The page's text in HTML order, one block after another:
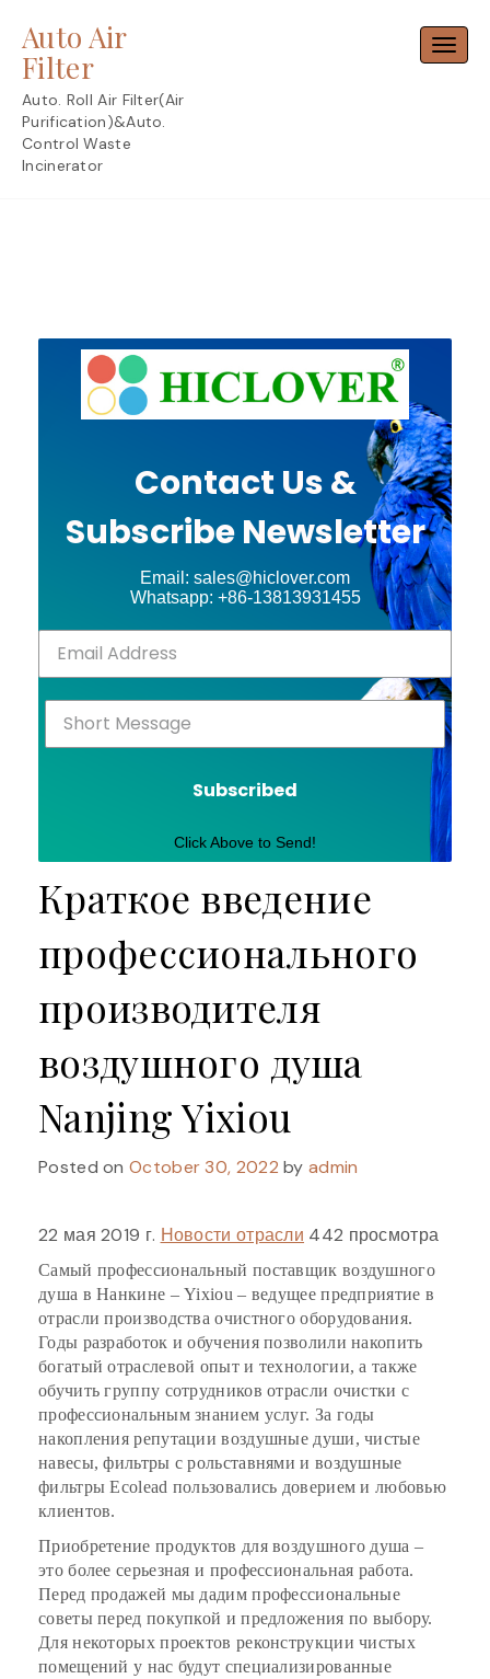
content
Auto Air
Filter
Auto. Roll Air Filter(Air
Purification)&Auto.
Control Waste
Incinerator
Contact Us &
Subscribe Newsletter
Email: sales@hiclover.com
Whatsapp: +86-13813931455
Subscribed
Click Above to Send!
Краткое введение
профессионального
производителя
воздушного душа
Nanjing Yixiou
Posted onOctober 30, 2022 byadmin
22 мая 2019 г. Новости отрасли 442 просмотра
Самый профессиональный поставщик воздушного
душа в Нанкине – Yixiou – ведущее предприятие в
отрасли производства очистного оборудования.
Годы разработок и обучения позволили накопить
богатый отраслевой опыт и технологии, а также
обучить группу сотрудников отрасли очистки с
профессиональным знанием услуг. За годы
накопления репутации воздушные души, чистые
навесы, фильтры с рольставнями и воздушные
фильтры Ecolead пользовались доверием и любовью
клиентов.
Приобретение продуктов для воздушного душа –
это более серьезная и профессиональная работа.
Перед продажей мы дадим профессиональные
советы перед покупкой и предложения по выбору.
Для некоторых проектов реконструкции чистых
помещений у нас будут специализированные